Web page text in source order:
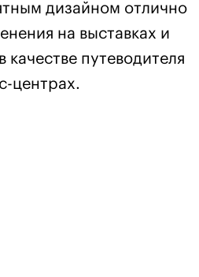
дизайном отлично
на выставках и
путеводителя
центрах.